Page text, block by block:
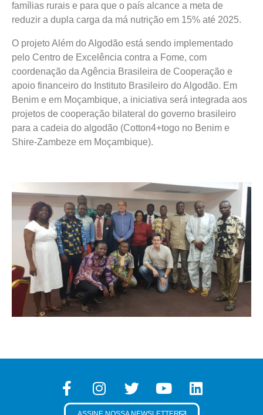
famílias rurais e para que o país alcance a meta de
reduzir a dupla carga da má nutrição em 15% até 2025.
O projeto Além do Algodão está sendo implementado
pelo Centro de Excelência contra a Fome, com
coordenação da Agência Brasileira de Cooperação e
apoio financeiro do Instituto Brasileiro do Algodão. Em
Benim e em Moçambique, a iniciativa será integrada aos
projetos de cooperação bilateral do governo brasileiro
para a cadeia do algodão (Cotton4+togo no Benim e
Shire-Zambeze em Moçambique).